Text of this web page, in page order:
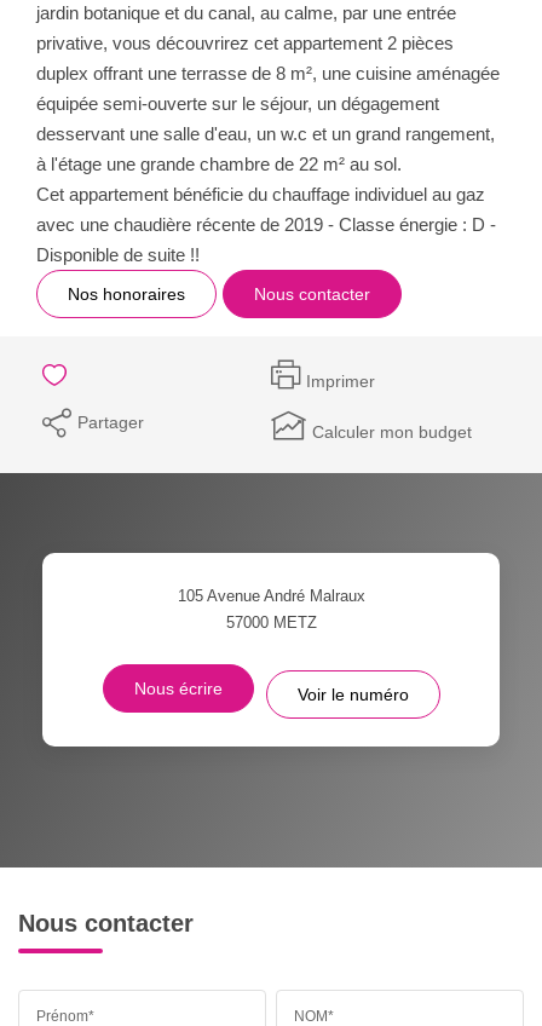
jardin botanique et du canal, au calme, par une entrée
privative, vous découvrirez cet appartement 2 pièces
duplex offrant une terrasse de 8 m², une cuisine aménagée
équipée semi-ouverte sur le séjour, un dégagement
desservant une salle d'eau, un w.c et un grand rangement,
à l'étage une grande chambre de 22 m² au sol.
Cet appartement bénéficie du chauffage individuel au gaz
avec une chaudière récente de 2019 - Classe énergie : D -
Disponible de suite !!
Nos honoraires Nous contacter
Imprimer
Partager Calculer mon budget
105 Avenue André Malraux
57000 METZ
Nous écrire Voir le numéro
Nous contacter
Prénom* NOM*